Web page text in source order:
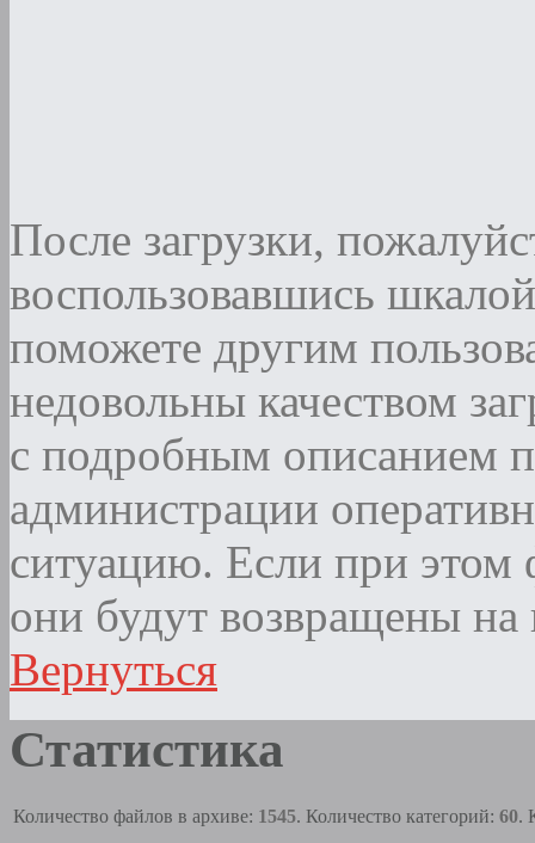
После загрузки,
воспользовавшись
поможете другим
недовольны качеством
с подробным описанием
администрации
ситуацию. Если при этом
они будут возвращены на
Вернуться
Статистика
Количество файлов в архиве: 1545. Количество категорий: 60.